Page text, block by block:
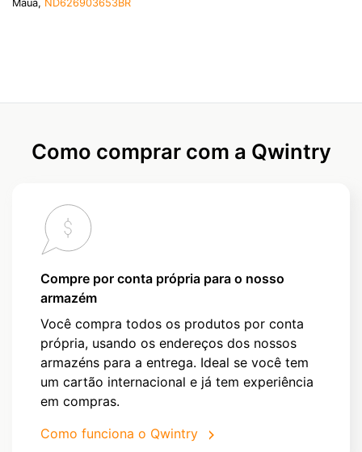
Maua, ND626903653BR
Como comprar com a Qwintry
Compre por conta própria para o nosso
armazém
Você compra todos os produtos por conta
própria, usando os endereços dos nossos
armazéns para a entrega. Ideal se você tem
um cartão internacional e já tem experiência
em compras.
Como funciona o Qwintry